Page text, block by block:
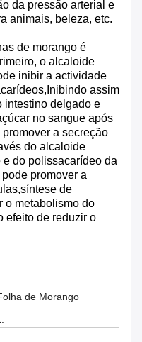
da pressão arterial e
animais, beleza, etc.
de morango é
o alcaloide
inibir a actividade
assim
intestino delgado e
no sangue após
a secreção
do alcaloide
do polissacarídeo da
promover a
de
o metabolismo do
efeito de reduzir o
de Morango